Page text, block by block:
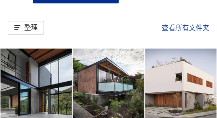
整理 查看所有文件夹